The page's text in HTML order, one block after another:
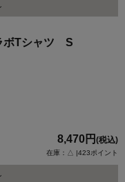
ボTシャツ S
8,470円 (税込)
在庫：△ |423ポイント